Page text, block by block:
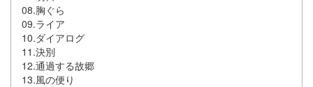
08.胸ぐら
09.ライア
10.ダイアログ
11.決別
12.通過する故郷
13.風の便り